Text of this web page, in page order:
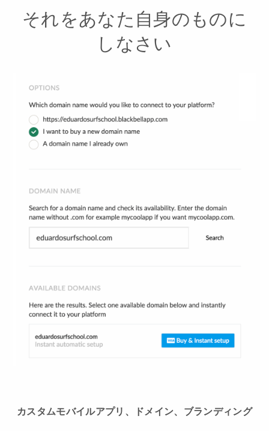
それをあなた自身のものに
しなさい
カスタムモバイルアプリ、ドメイン、ブランディング